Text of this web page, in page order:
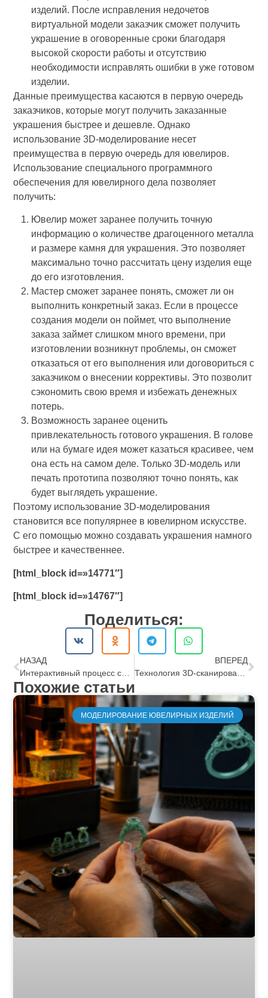
изделий. После исправления недочетов
виртуальной модели заказчик сможет получить
украшение в оговоренные сроки благодаря
высокой скорости работы и отсутствию
необходимости исправлять ошибки в уже готовом
изделии.
Данные преимущества касаются в первую очередь
заказчиков, которые могут получить заказанные
украшения быстрее и дешевле. Однако
использование 3D-моделирование несет
преимущества в первую очередь для ювелиров.
Использование специального программного
обеспечения для ювелирного дела позволяет
получить:
Ювелир может заранее получить точную
информацию о количестве драгоценного металла
и размере камня для украшения. Это позволяет
максимально точно рассчитать цену изделия еще
до его изготовления.
Мастер сможет заранее понять, сможет ли он
выполнить конкретный заказ. Если в процессе
создания модели он поймет, что выполнение
заказа займет слишком много времени, при
изготовлении возникнут проблемы, он сможет
отказаться от его выполнения или договориться с
заказчиком о внесении коррективы. Это позволит
сэкономить свою время и избежать денежных
потерь.
Возможность заранее оценить
привлекательность готового украшения. В голове
или на бумаге идея может казаться красивее, чем
она есть на самом деле. Только 3D-модель или
печать прототипа позволяют точно понять, как
будет выглядеть украшение.
Поэтому использование 3D-моделирования
становится все популярнее в ювелирном искусстве.
С его помощью можно создавать украшения намного
быстрее и качественнее.
[html_block id=»14771″]
[html_block id=»14767″]
Поделиться:
НАЗАД
Интерактивный процесс создания ювелирных украшений через 3D-моделирование
ВПЕРЕД
Технология 3D-сканирования для точного воссоздания ювелирных изделий
Похожие статьи
МОДЕЛИРОВАНИЕ ЮВЕЛИРНЫХ ИЗДЕЛИЙ